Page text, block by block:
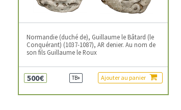
Normandie (duché de), Guillaume le Bâtard (le
Conquérant) (1037-1087), AR denier. Au nom de
son fils Guillaume le Roux
500€ TB+ Ajouter au panier